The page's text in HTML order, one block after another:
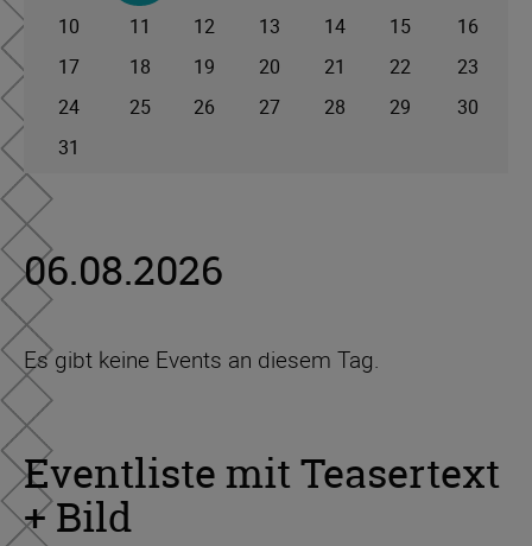
10
11 12 13 14 15
16
17
18 19 20 21 22
23
24
25 26 27 28 29
30
31
06.08.2026
Es gibt keine Events an diesem Tag.
Eventliste mit Teasertext
+ Bild